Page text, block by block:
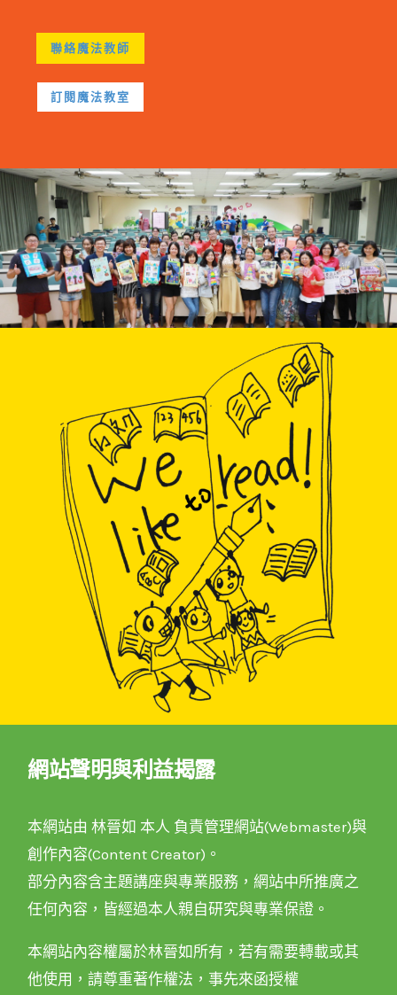
聯絡魔法教師
訂閱魔法教室
網站聲明與利益揭露
本網站由 林晉如 本人 負責管理網站(Webmaster)與
創作內容(Content Creator)。
部分內容含主題講座與專業服務，網站中所推廣之
任何內容，皆經過本人親自研究與專業保證。
本網站內容權屬於林晉如所有，若有需要轉載或其
他使用，請尊重著作權法，事先來函授權